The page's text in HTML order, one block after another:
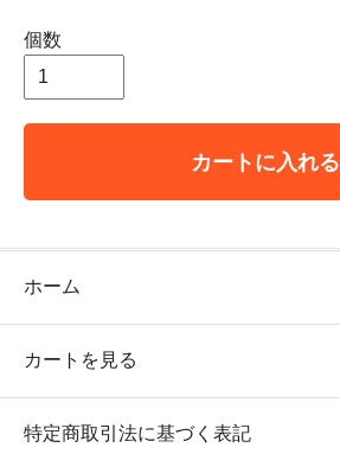
個数
カートに入れる
ホーム
カートを見る
特定商取引法に基づく表記